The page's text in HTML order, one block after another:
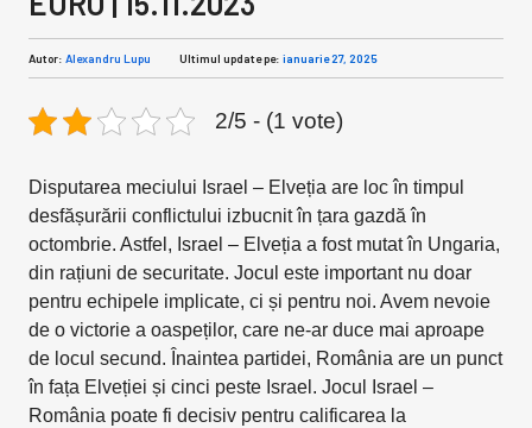
Autor: Alexandru Lupu Ultimul update pe: ianuarie 27, 2025
2/5 - (1 vote)
Disputarea meciului Israel – Elveția are loc în timpul
desfășurării conflictului izbucnit în țara gazdă în
octombrie. Astfel, Israel – Elveția a fost mutat în Ungaria,
din rațiuni de securitate. Jocul este important nu doar
pentru echipele implicate, ci și pentru noi. Avem nevoie
de o victorie a oaspeților, care ne-ar duce mai aproape
de locul secund. Înaintea partidei, România are un punct
în fața Elveției și cinci peste Israel. Jocul Israel –
România poate fi decisiv pentru calificarea la